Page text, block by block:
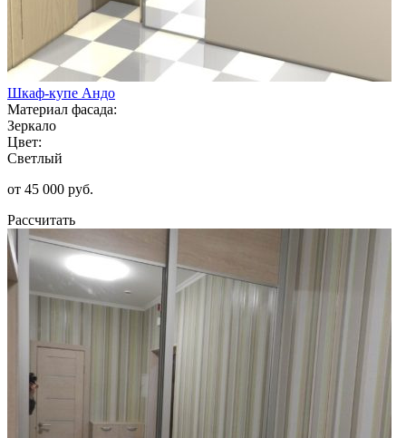
Шкаф-купе Андо
Материал фасада:
Зеркало
Цвет:
Светлый
от 45 000 руб.
Рассчитать